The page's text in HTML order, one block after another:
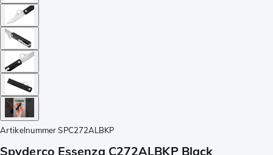
Artikelnummer SPC272ALBKP
Spyderco Essenza C272ALBKP Black